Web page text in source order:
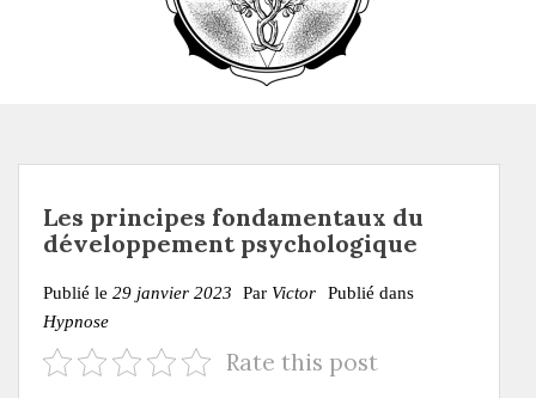
Les principes fondamentaux du
développement psychologique
Publié le 29 janvier 2023 Par Victor
Publié dans
Hypnose
Rate this post